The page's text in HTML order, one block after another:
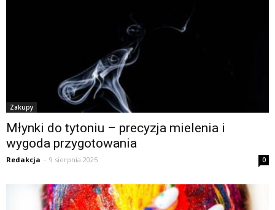
Zakupy
Młynki do tytoniu – precyzja mielenia i
wygoda przygotowania
Redakcja - 9 sierpnia 2025 0